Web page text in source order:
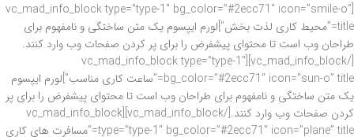
[vc_mad_info_block type=”type-1″ bg_color=”#2ecc71″ icon=”smile-o”
title=”محیط کاری لذت بخش”]لورم ایپسوم یک متن ساختگی و نامفهوم برای
طراحان وب است تا محتوای پیشفرض را برای پر کردن صفحات وب وارد کنند.
[/vc_mad_info_block][vc_mad_info_block type=”type-1″
bg_color=”#2ecc71″ icon=”sun-o” title=”ساعت کاری مناسب”]لورم ایپسوم
یک متن ساختگی و نامفهوم برای طراحان وب است تا محتوای پیشفرض را برای پر
کردن صفحات وب وارد کنند.[/vc_mad_info_block][vc_mad_info_block
type=”type-1″ bg_color=”#2ecc71″ icon=”plane” title=”مسافرت های کاری